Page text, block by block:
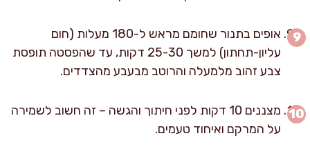
אופים בתנור שחומם מראש ל-180 מעלות (חום
עליון-תחתון) למשך 25-30 דקות, עד שהפסטה תופסת
צבע זהוב מלמעלה והרוטב מבעבע מהצדדים.
מצננים 10 דקות לפני חיתוך והגשה – זה חשוב לשמירה
על המרקם ואיחוד טעמים.